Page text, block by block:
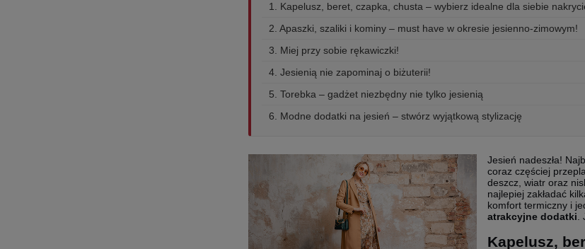
1. Kapelusz, beret, czapka, chusta – wybierz idealne dla siebie
2. Apaszki, szaliki i kominy – must have w okresie jesienno-zimowym!
3. Miej przy sobie rękawiczki!
4. Jesienią nie zapominaj o biżuterii!
5. Torebka – gadżet niezbędny nie tylko jesienią
6. Modne dodatki na jesień – stwórz wyjątkową stylizację
Jesień nadeszła!
coraz częściej
deszcz, wiatr oraz
najlepiej zakładać
komfort termiczny i
atrakcyjne dodatki
Kapelusz,